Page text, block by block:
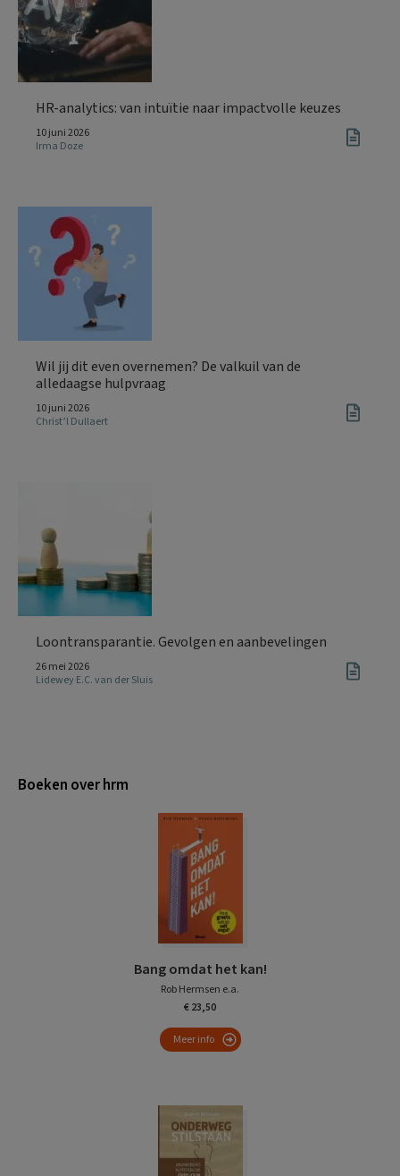
HR-analytics: van intuïtie naar impactvolle keuzes
10 juni 2026
Irma Doze
Wil jij dit even overnemen? De valkuil van de
alledaagse hulpvraag
10 juni 2026
Christ’l Dullaert
Loontransparantie. Gevolgen en aanbevelingen
26 mei 2026
Lidewey E.C. van der Sluis
Boeken over hrm
Bang omdat het kan!
Rob Hermsen e.a.
€ 23,50
Meer info